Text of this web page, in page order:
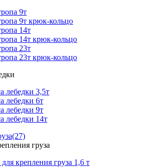
9т
9т крюк-кольцо
14т
14т крюк-кольцо
23т
23т крюк-кольцо
лебедки 3,5т
лебедки 6т
лебедки 9т
лебедки 14т
(27)
груза
крепления груза 1,6 т